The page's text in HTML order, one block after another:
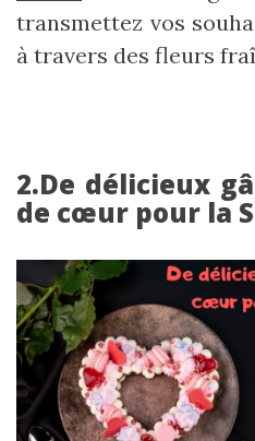
transmettez vos
à travers des fleurs
2.De délicieux
de cœur pour la